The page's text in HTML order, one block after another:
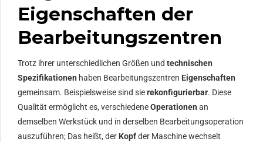
Eigenschaften der
Bearbeitungszentren
Trotz ihrer unterschiedlichen Größen und technischen
Spezifikationen haben Bearbeitungszentren Eigenschaften
gemeinsam. Beispielsweise sind sierekonfigurierbar. Diese
Qualität ermöglicht es, verschiedeneOperationen an
demselben Werkstück und in derselben Bearbeitungsoperation
auszuführen; Das heißt, der Kopfder Maschine wechselt